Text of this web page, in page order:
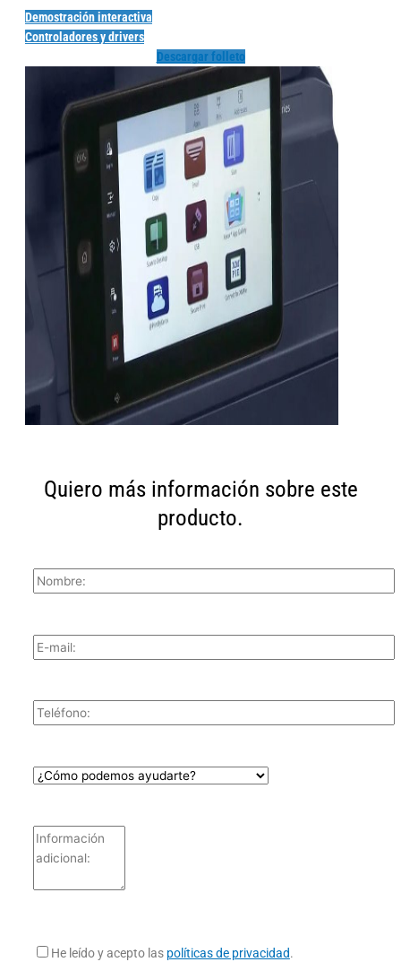
Demostración interactiva
Controladores y drivers
Descargar folleto
Quiero más información sobre este
producto.
He leído y acepto las políticas de privacidad.